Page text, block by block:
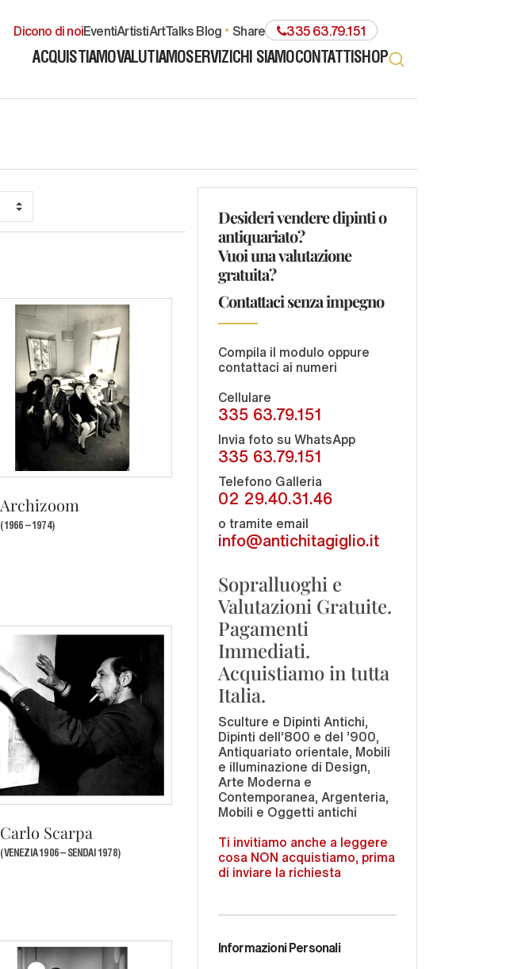
Dicono di noiEventiArtistiArtTalks Blog share 335 63.79.151
ACQUISTIAMOVALUTIAMOSERVIZICHI SIAMOCONTATTISHOP
Archizoom
(1966 – 1974)
Carlo Scarpa
(VENEZIA 1906 – SENDAI 1978)
Desideri vendere dipinti o
antiquariato?
Vuoi una valutazione
gratuita?
Contattaci senza impegno
Compila il modulo oppure
contattaci ai numeri
Cellulare
335 63.79.151
Invia foto su WhatsApp
335 63.79.151
Telefono Galleria
02 29.40.31.46
o tramite email
info@antichitagiglio.it
Sopralluoghi e
Valutazioni Gratuite.
Pagamenti
Immediati.
Acquistiamo in tutta
Italia.
Sculture e Dipinti Antichi,
Dipinti dell'800 e del '900,
Antiquariato orientale, Mobili
e illuminazione di Design,
Arte Moderna e
Contemporanea, Argenteria,
Mobili e Oggetti antichi
Ti invitiamo anche a leggere
cosa NON acquistiamo, prima
di inviare la richiesta
Informazioni Personali